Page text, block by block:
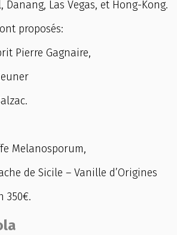
Danang, Las Vegas, et Hong-Kong.
proposés:
Gagnaire,
de Sicile – Vanille d’Origines
350€.